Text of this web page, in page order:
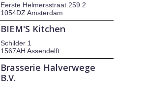
Eerste Helmersstraat 259 2
1054DZ Amsterdam
BIEM'S Kitchen
Schilder 1
1567AH Assendelft
Brasserie Halverwege
B.V.